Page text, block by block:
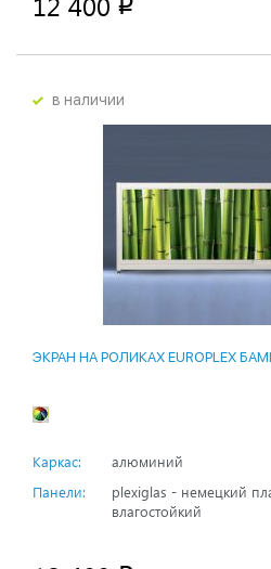
p
в наличии
ЭКРАН НА РОЛИКАХ EUROPLEX
Каркас:
алюминий
Панели:
plexiglas - немецкий
влагостойкий